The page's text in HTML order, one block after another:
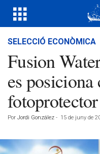
SELECCIÓ ECONÒMICA
Fusion
es
Por Jordi González - 15 de juny de